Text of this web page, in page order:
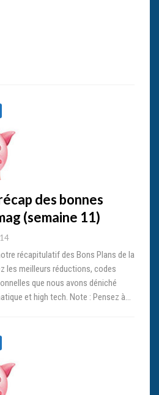
des bonnes
(semaine 11)
récapitulatif des Bons Plans de la
les meilleurs réductions, codes
que nous avons déniché
et high tech. Note : Pensez à…